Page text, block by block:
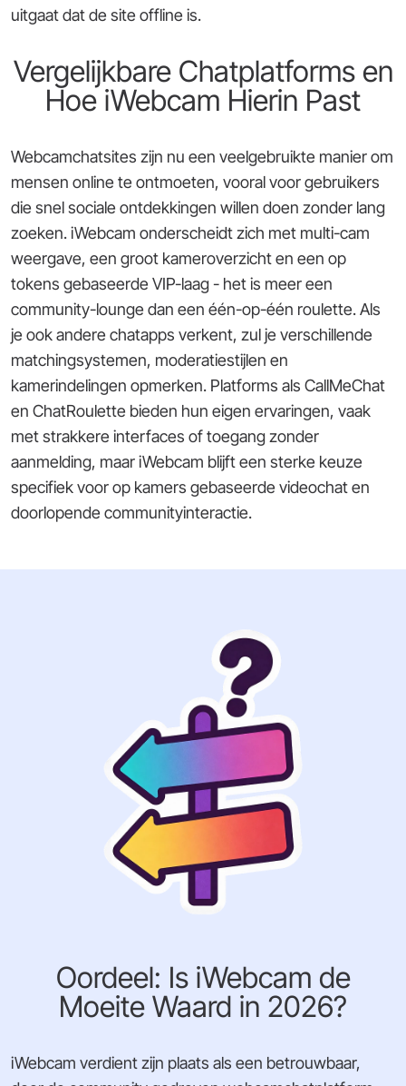
uitgaat dat de site offline is.
Vergelijkbare Chatplatforms en
Hoe iWebcam Hierin Past
Webcamchatsites zijn nu een veelgebruikte manier om
mensen online te ontmoeten, vooral voor gebruikers
die snel sociale ontdekkingen willen doen zonder lang
zoeken. iWebcam onderscheidt zich met multi-cam
weergave, een groot kameroverzicht en een op
tokens gebaseerde VIP-laag - het is meer een
community-lounge dan een één-op-één roulette. Als
je ook andere chatapps verkent, zul je verschillende
matchingsystemen, moderatiestijlen en
kamerindelingen opmerken. Platforms als CallMeChat
en ChatRoulette bieden hun eigen ervaringen, vaak
met strakkere interfaces of toegang zonder
aanmelding, maar iWebcam blijft een sterke keuze
specifiek voor op kamers gebaseerde videochat en
doorlopende communityinteractie.
Oordeel: Is iWebcam de
Moeite Waard in 2026?
iWebcam verdient zijn plaats als een betrouwbaar,